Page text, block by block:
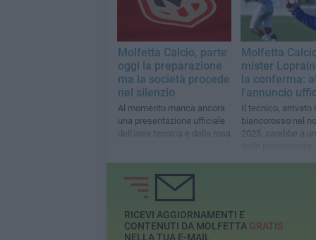
Molfetta Calcio, parte
oggi la preparazione
ma la società procede
nel silenzio
Al momento manca ancora
una presentazione ufficiale
dell'area tecnica e della rosa
Molfetta
mister
la conferma:
l'annuncio
Il tecnico, arrivato
biancorosso nel
2025, sarebbe a
RICEVI AGGIORNAMENTI E
CONTENUTI DA MOLFETTA GRATIS
NELLA TUA E-MAIL